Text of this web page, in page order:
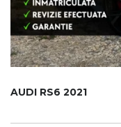
AUDI RS6 2021